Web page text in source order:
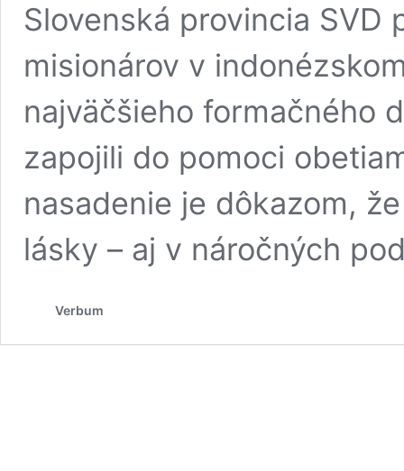
Slovenská provincia
misionárov v
najväčšieho formačného
zapojili do pomoci
nasadenie je dôkazom,
lásky – aj v náročných
Verbum